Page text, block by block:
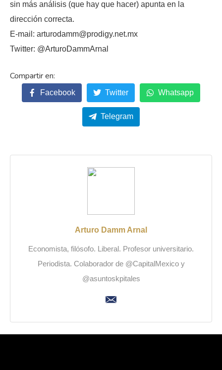
sin más análisis (que hay que hacer) apunta en la
dirección correcta.
E-mail: arturodamm@prodigy.net.mx
Twitter: @ArturoDammArnal
Facebook Twitter Whatsapp
Telegram
Arturo Damm Arnal
Economista, filósofo. Liberal. Profesor universitario.
Periodista. Colaborador de @CapitalMexico y
@asuntoskpitales